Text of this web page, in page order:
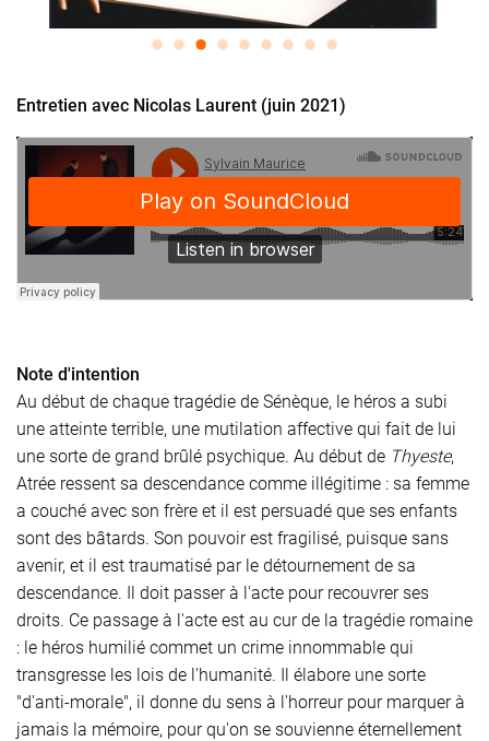
Entretien avec Nicolas Laurent (juin 2021)
Note d'intention
Au début de chaque tragédie de Sénèque, le héros a subi
une atteinte terrible, une mutilation affective qui fait de lui
une sorte de grand brûlé psychique. Au début de Thyeste,
Atrée ressent sa descendance comme illégitime : sa femme
a couché avec son frère et il est persuadé que ses enfants
sont des bâtards. Son pouvoir est fragilisé, puisque sans
avenir, et il est traumatisé par le détournement de sa
descendance. Il doit passer à l'acte pour recouvrer ses
droits. Ce passage à l'acte est au cur de la tragédie romaine
: le héros humilié commet un crime innommable qui
transgresse les lois de l'humanité. Il élabore une sorte
"d'anti-morale", il donne du sens à l'horreur pour marquer à
jamais la mémoire, pour qu'on se souvienne éternellement